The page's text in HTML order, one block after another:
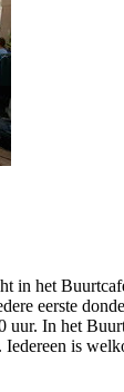
in het
eerste
uur. In het
Iedereen is